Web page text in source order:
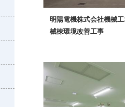
明陽電機株式会社機械
械棟環境改善工事